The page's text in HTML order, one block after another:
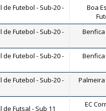
Futebol - Sub-20 -
Boa
Futebol - Sub-20 -
Benfica
Futebol - Sub-20 -
Benfica
Futebol - Sub-20 -
Palmeira
Futsal - Sub 11 EC